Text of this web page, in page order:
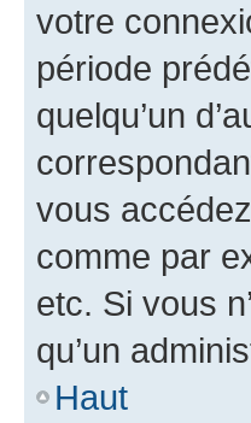
votre
période
quelqu’un
vous
comme par
etc. Si vous
qu’un
Haut